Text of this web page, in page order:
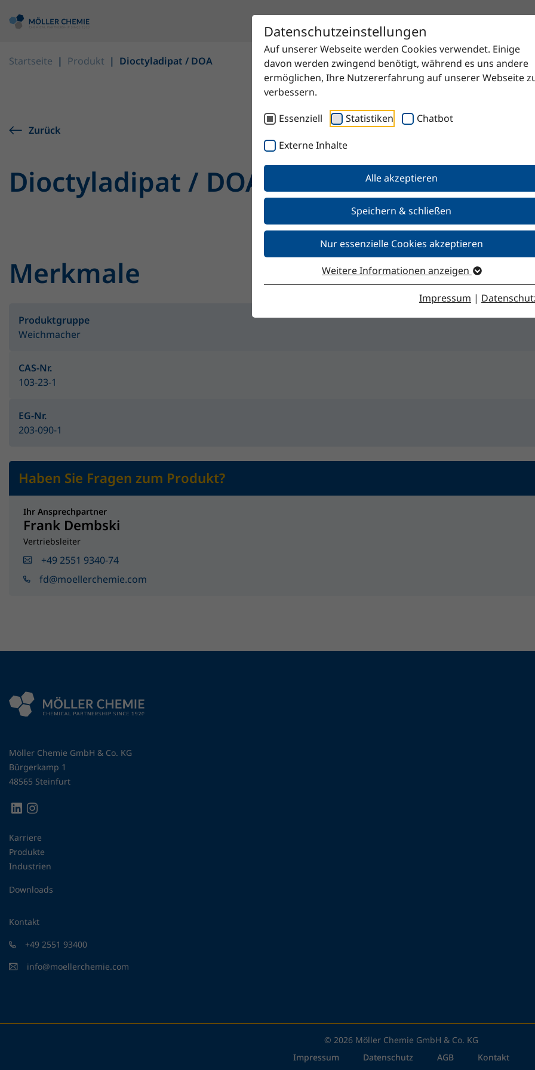
Datenschutzeinstellungen
Auf unserer Webseite werden Cookies verwendet. Einige
davon werden zwingend benötigt, während es uns andere
ermöglichen, Ihre Nutzererfahrung auf unserer Webseite
verbessern.
Essenziell
Statistiken Chatbot
Externe Inhalte
Alle akzeptieren
Speichern & schließen
Nur essenzielle Cookies akzeptieren
Weitere Informationen anzeigen
Impressum |
Startseite Produkt Dioctyladipat / DOA
Zurück
Dioctyladipat / DOA
Merkmale
Produktgruppe
Weichmacher
CAS-Nr.
103-23-1
EG-Nr.
203-090-1
Haben Sie Fragen zum Produkt?
Ihr Ansprechpartner
Frank Dembski
Vertriebsleiter
+49 2551 9340-74
fd@moellerchemie.com
Möller Chemie GmbH & Co. KG
Bürgerkamp 1
48565 Steinfurt
Karriere
Produkte
Industrien
Downloads
Kontakt
+49 2551 93400
info@moellerchemie.com
© 2026 Möller Chemie GmbH & Co. KG
Impressum
Datenschutz AGB Kontakt